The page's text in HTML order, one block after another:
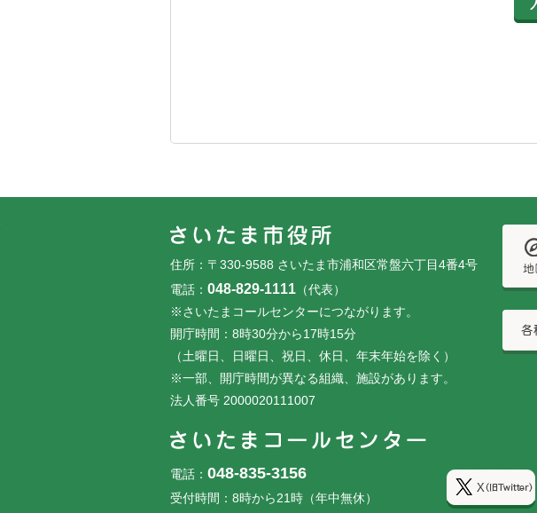
住所：〒330-9588 さいたま市浦和区常盤六丁目4番4号
電話： 048-829-1111 （代表）
※さいたまコールセンターにつながります。
開庁時間：8時30分から17時15分
（土曜日、日曜日、祝日、休日、年末年始を除く）
※一部、開庁時間が異なる組織、施設があります。
法人番号 2000020111007
電話： 048-835-3156
受付時間：8時から21時（年中無休）